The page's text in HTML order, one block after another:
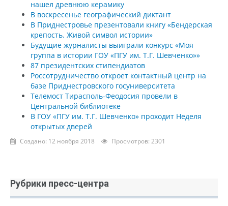
нашел древнюю керамику
В воскресенье географический диктант
В Приднестровье презентовали книгу «Бендерская
крепость. Живой символ истории»
Будущие журналисты выиграли конкурс «Моя
группа в истории ГОУ «ПГУ им. Т.Г. Шевченко»»
87 президентских стипендиатов
Россотрудничество откроет контактный центр на
базе Приднестровского госуниверситета
Телемост Тирасполь-Феодосия провели в
Центральной библиотеке
В ГОУ «ПГУ им. Т.Г. Шевченко» проходит Неделя
открытых дверей
Создано: 12 ноября 2018 Просмотров: 2301
Рубрики пресс-центра